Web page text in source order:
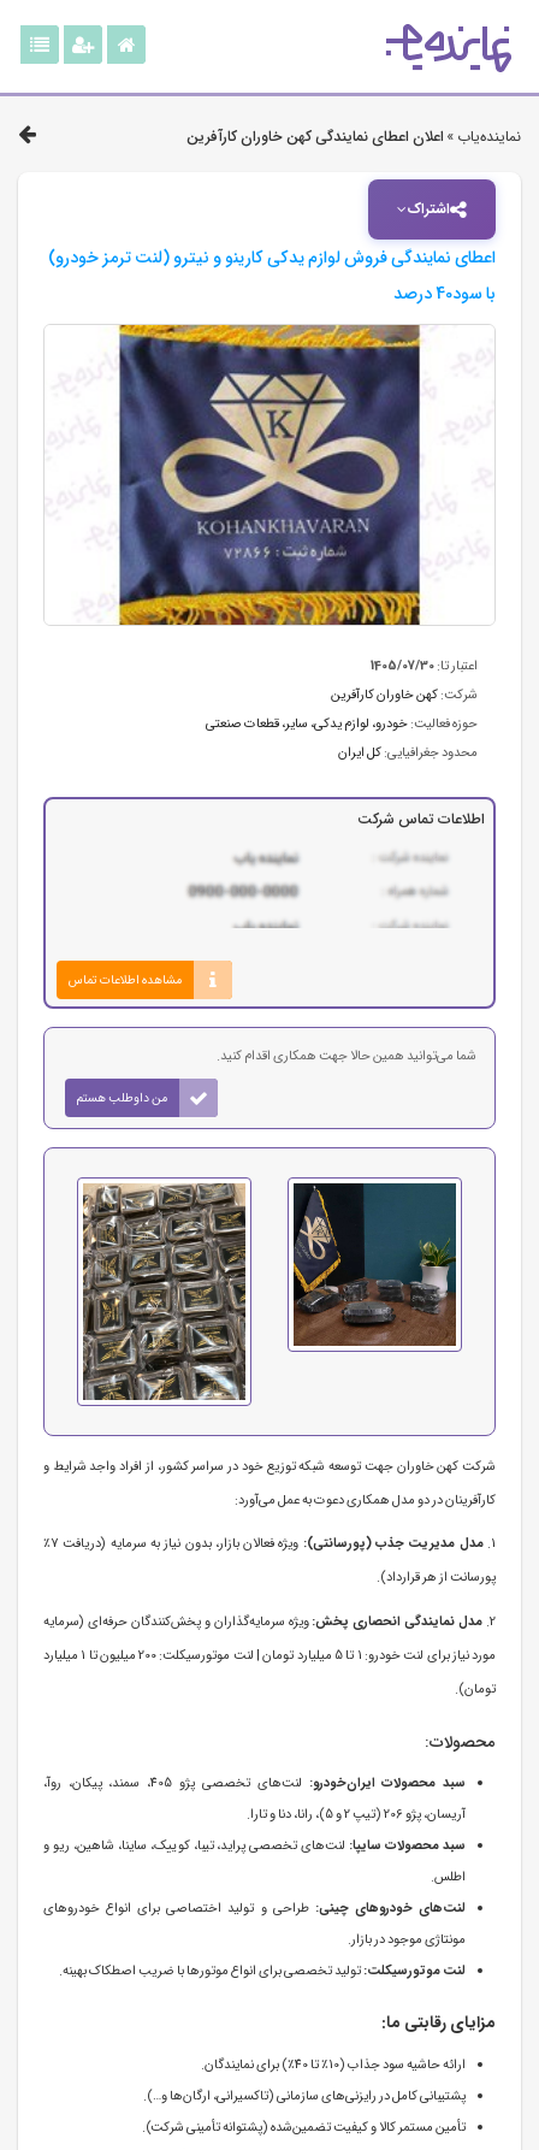
نماینده‌یاب » اعلان اعطای نمایندگی کهن خاوران کارآفرین
اشتراک
اعطای نمایندگی فروش لوازم یدکی کارینو و نیترو (لنت ترمز خودرو)
با سود40 درصد
اعتبار تا:1405/07/30
شرکت:کهن خاوران کارآفرین
حوزه فعالیت:خودرو، لوازم یدکی، سایر،قطعات صنعتی
محدود جغرافیایی:کل ایران
اطلاعات تماس شرکت
مشاهده اطلاعات تماس
شما می‌توانید همین حالا جهت همکاری اقدام کنید.
من داوطلب هستم
شرکت کهن خاوران جهت توسعه شبکه توزیع خود در سراسر کشور، از افراد واجد شرایط و
کارآفرینان در دو مدل همکاری دعوت به عمل می‌آورد:
1. مدل مدیریت جذب (پورسانتی):
ویژه فعالان بازار، بدون نیاز به سرمایه (دریافت 7٪
پورسانت از هر قرارداد).
2. مدل نمایندگی انحصاری پخش:ویژه سرمایه‌گذاران و پخش‌کنندگان حرفه‌ای (سرمایه
مورد نیاز برای لنت خودرو: 1 تا 5 میلیارد تومان | لنت موتورسیکلت: 200 میلیون تا 1 میلیارد
تومان).
محصولات:
سبد محصولات ایران‌خودرو:
لنت‌های تخصصی پژو 405، سمند، پیکان، روآ،
آریسان، پژو 206 (تیپ 2 و 5)، رانا، دنا و تارا.
سبد محصولات سایپا: لنت‌های تخصصی پراید، تیبا، کوییک، ساینا، شاهین، ریو و
اطلس.
لنت‌های خودروهای چینی: طراحی و تولید اختصاصی برای انواع خودروهای
مونتاژی موجود در بازار.
لنت موتورسیکلت:تولید تخصصی برای انواع موتورها با ضریب اصطکاک بهینه.
مزایای رقابتی ما:
ارائه حاشیه سود جذاب (10٪ تا 40٪) برای نمایندگان.
پشتیبانی کامل در رایزنی‌های سازمانی (تاکسیرانی، ارگان‌ها و…).
تأمین مستمر کالا و کیفیت تضمین‌شده (پشتوانه تأمینی شرکت).